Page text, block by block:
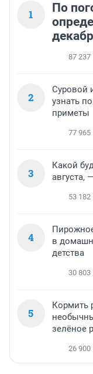
1
По
87 237
2
Суровой
узнать
приметы
77 965
3
Какой
августа,
53 182
4
в
детства
30 803
5
Кормить
зелёное
26 900